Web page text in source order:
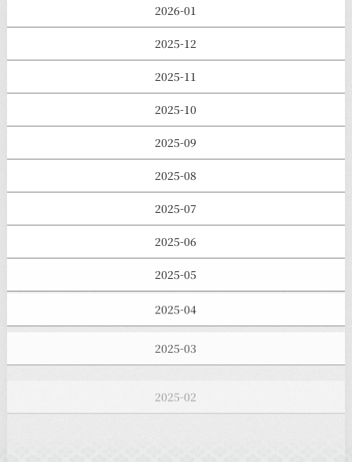
2026-01
2025-12
2025-11
2025-10
2025-09
2025-08
2025-07
2025-06
2025-05
2025-04
2025-01